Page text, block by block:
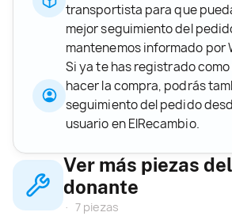
transportista para que
mejor seguimiento del
mantenemos informado por
Si ya te has registrado
hacer la compra, podrás
seguimiento del pedido
usuario en ElRecambio.
Ver más piezas
donante
7 piezas